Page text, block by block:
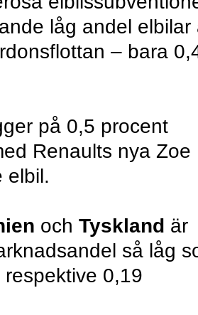
låg andel elbilar
– bara
på 0,5 procent
Renaults nya Zoe
elbil.
och Tyskland är
så låg
0,19